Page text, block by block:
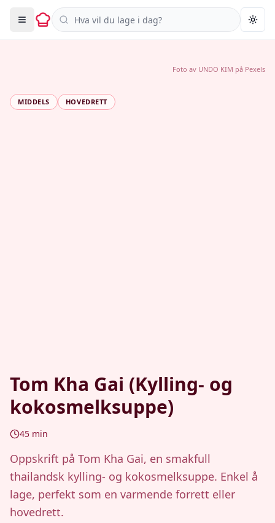
Søk i oppskrifter
MIDDELS HOVEDRETT
Tom Kha Gai (Kylling- og
kokosmelksuppe)
45 min
Oppskrift på Tom Kha Gai, en smakfull
thailandsk kylling- og kokosmelksuppe. Enkel å
lage, perfekt som en varmende forrett eller
hovedrett.
Foto av UNDO KIM på Pexels